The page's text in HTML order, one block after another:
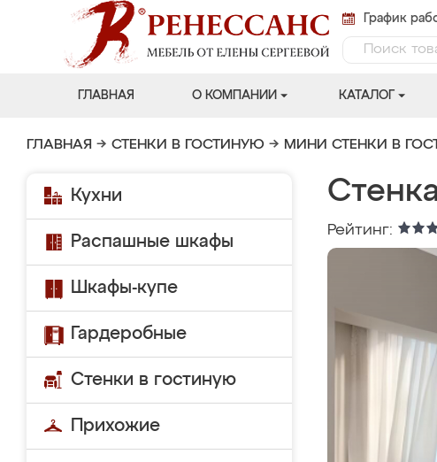
График
ГЛАВНАЯ О КОМПАНИИ КАТАЛОГ
ГЛАВНАЯ → СТЕНКИ В ГОСТИНУЮ → МИНИ СТЕНКИ В
Кухни
Распашные шкафы
Шкафы-купе
Гардеробные
Стенки в гостиную
Прихожие
Рейтинг: